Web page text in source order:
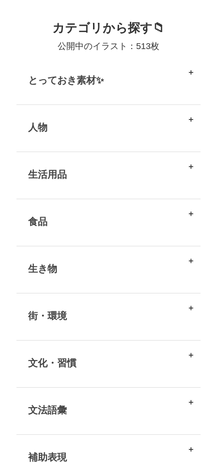
カテゴリから探す📁
公開中のイラスト：513枚
とっておき素材✨
人物
生活用品
食品
生き物
街・環境
文化・習慣
文法語彙
補助表現